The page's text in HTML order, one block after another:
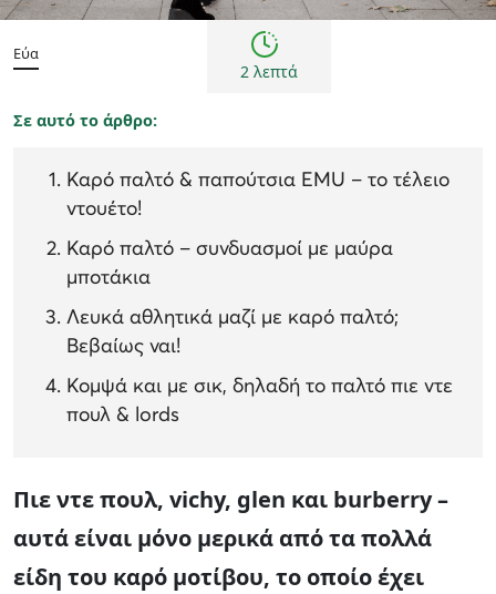
Εύα
2 λεπτά
Σε αυτό το άρθρο:
Καρό παλτό & παπούτσια EMU – το τέλειο
ντουέτο!
Καρό παλτό – συνδυασμοί με μαύρα
μποτάκια
Λευκά αθλητικά μαζί με καρό παλτό;
Βεβαίως ναι!
Κομψά και με σικ, δηλαδή το παλτό πιε ντε
πουλ & lords
Πιε ντε πουλ, vichy, glen και burberry –
αυτά είναι μόνο μερικά από τα πολλά
είδη του καρό μοτίβου, το οποίο έχει